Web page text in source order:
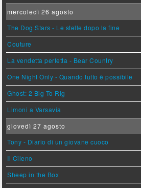
mercoledì 26 agosto
The Dog Stars - Le stelle dopo la fine
Couture
La vendetta perfetta - Bear Country
One Night Only - Quando tutto è possibile
Ghost: 2 Big To Rig
Limoni a Varsavia
giovedì 27 agosto
Tony - Diario di un giovane cuoco
Il Cileno
Sheep in the Box